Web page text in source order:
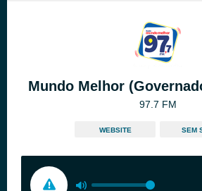
Mundo Melhor
97.7 FM
WEBSITE SEM